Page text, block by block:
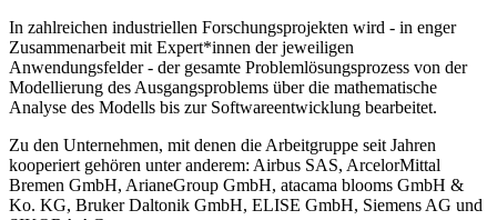
In zahlreichen industriellen Forschungsprojekten wird - in enger
Zusammenarbeit mit Expert*innen der jeweiligen
Anwendungsfelder - der gesamte Problemlösungsprozess von der
Modellierung des Ausgangsproblems über die mathematische
Analyse des Modells bis zur Softwareentwicklung bearbeitet.
Zu den Unternehmen, mit denen die Arbeitgruppe seit Jahren
kooperiert gehören unter anderem: Airbus SAS, ArcelorMittal
Bremen GmbH, ArianeGroup GmbH, atacama blooms GmbH &
Ko. KG, Bruker Daltonik GmbH, ELISE GmbH, Siemens AG und